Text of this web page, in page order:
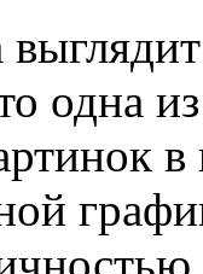
одна